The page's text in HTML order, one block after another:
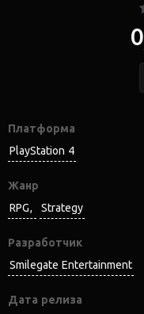
0
Платформа
PlayStation 4
Жанр
RPG
Strategy
Разработчик
Smilegate Entertainment
Дата релиза